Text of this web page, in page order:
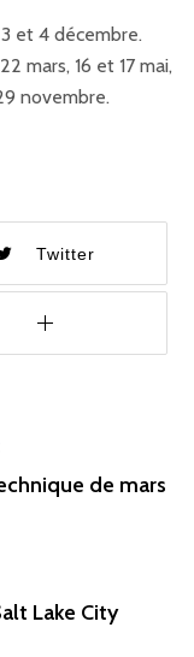
et 4 décembre.
mars, 16 et 17 mai,
novembre.
Twitter
de mars
Lake City